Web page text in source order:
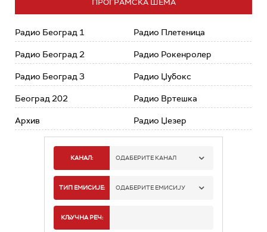
Радио Београд 1
Радио Београд 2
Радио Београд 3
Београд 202
Архив
Радио Плетеница
Радио Рокенролер
Радио Џубокс
Радио Вртешка
Радио Џезер
КАНАЛ: ОДАБЕРИТЕ КАНАЛ
РАДИО БЕОГРАД 1
ТИП ЕМИСИЈЕ: ОДАБЕРИТЕ ЕМИСИЈУ
КЉУЧНА РЕЧ: